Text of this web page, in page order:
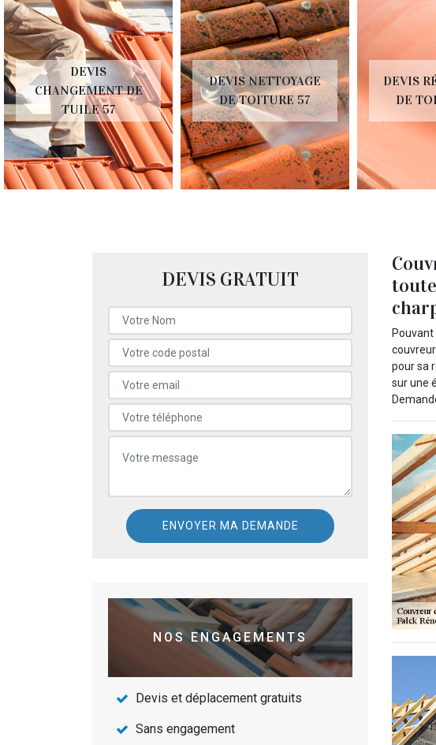
DEVIS
CHANGEMENT DE
TUILE 57
DEVIS NETTOYAGE
DE TOITURE 57
DEVIS
DE
DEVIS GRATUIT
NOS ENGAGEMENTS
Devis et déplacement gratuits
Sans engagement
pour sa
sur une